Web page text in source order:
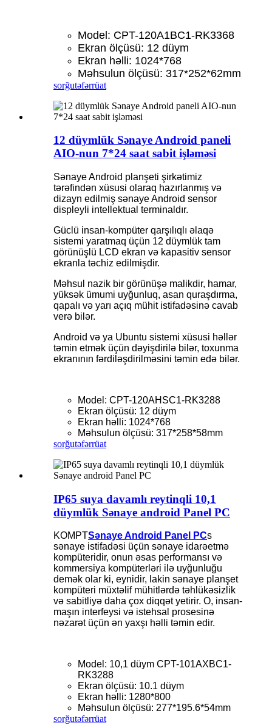
Model: CPT-120A1BC1-RK3368
Ekran ölçüsü: 12 düym
Ekran həlli: 1024*768
Məhsulun ölçüsü: 317*252*62mm
sorğutəfərrüat
12 düymlük Sənaye Android paneli
AIO-nun 7*24 saat sabit işləməsi
Sənaye Android planşeti şirkətimiz
tərəfindən xüsusi olaraq hazırlanmış və
dizayn edilmiş sənaye Android sensor
displeyli intellektual terminaldır.
Güclü insan-kompüter qarşılıqlı əlaqə
sistemi yaratmaq üçün 12 düymlük tam
görünüşlü LCD ekran və kapasitiv sensor
ekranla təchiz edilmişdir.
Məhsul nazik bir görünüşə malikdir, hamar,
yüksək ümumi uyğunluq, asan quraşdırma,
qapalı və yarı açıq mühit istifadəsinə cavab
verə bilər.
Android və ya Ubuntu sistemi xüsusi həllər
təmin etmək üçün dəyişdirilə bilər, toxunma
ekranının fərdiləşdirilməsini təmin edə bilər.
Model: CPT-120AHSC1-RK3288
Ekran ölçüsü: 12 düym
Ekran həlli: 1024*768
Məhsulun ölçüsü: 317*258*58mm
sorğutəfərrüat
IP65 suya davamlı reytinqli 10,1
düymlük Sənaye android Panel PC
KOMPTSənaye Android Panel PCs
sənaye istifadəsi üçün sənaye idarəetmə
kompüteridir, onun əsas performansı və
kommersiya kompüterləri ilə uyğunluğu
demək olar ki, eynidir, lakin sənaye planşet
kompüteri müxtəlif mühitlərdə təhlükəsizlik
və sabitliyə daha çox diqqət yetirir. O, insan-
maşın interfeysi və istehsal prosesinə
nəzarət üçün ən yaxşı həlli təmin edir.
Model: 10,1 düym CPT-101AXBC1-
RK3288
Ekran ölçüsü: 10.1 düym
Ekran həlli: 1280*800
Məhsulun ölçüsü: 277*195.6*54mm
sorğutəfərrüat